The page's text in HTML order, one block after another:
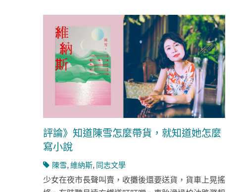
評論》知道陳雪怎麼帶貨，就知道她怎麼
寫小說
陳雪,維納斯, 同志文學
少女在夜市長聲叫賣，收攤後還要送貨，貨車上晃搖